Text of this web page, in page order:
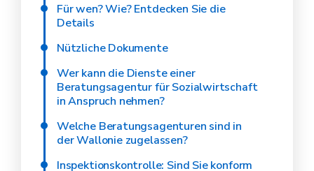
Für wen? Wie? Entdecken Sie die
Details
Nützliche Dokumente
Wer kann die Dienste einer
Beratungsagentur für Sozialwirtschaft
in Anspruch nehmen?
Welche Beratungsagenturen sind in
der Wallonie zugelassen?
Inspektionskontrolle: Sind Sie konform